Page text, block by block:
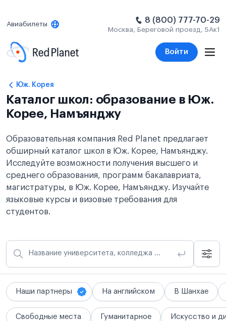
Авиабилеты 8 (800) 777-70-29
Москва, Береговой проезд, 5Ак1
Войти
Юж. Корея
Каталог школ: образование в Юж.
Корее, Намъянджу
Образовательная компания Red Planet предлагает
обширный каталог школ в Юж. Корее, Намъянджу.
Исследуйте возможности получения высшего и
среднего образования, программ бакалавриата,
магистратуры, в Юж. Корее, Намъянджу. Изучайте
языковые курсы и визовые требования для
студентов.
Название университета, колледжа или школы
Наши партнеры На английском В Шанхае
Свободные места Гуманитарное Искусство и